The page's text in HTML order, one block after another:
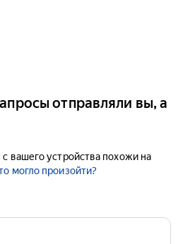
отправляли вы, а
вашего устройства похожи на
могло произойти?